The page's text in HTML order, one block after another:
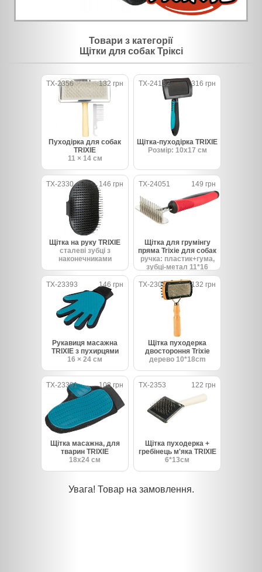
Товари з категорії
Щітки для собак Тріксі
TX-2356 132 грн
Пуходірка для собак
TRIXIE
11 × 14 см
TX-24132 316 грн
Щітка-пуходірка TRIXIE
Розмір: 10х17 см
TX-2330 146 грн
Щітка на руку TRIXIE
сталеві зубці з
наконечниками
TX-24051 149 грн
Щітка для грумінгу
пряма Trixie для собак
ручка: пластик+гума,
зубці-метал 11*16
TX-23393 146 грн
Рукавиця масажна
TRIXIE з пухирцями
16 × 24 cм
TX-2305 132 грн
Щітка пуходерка
двостороння Trixie
дерево 10*18cm
TX-23391 108 грн
Щітка масажна, для
тварин TRIXIE
18х24 см
TX-2353 122 грн
Щітка пуходерка +
гребінець м'яка TRIXIE
6*13см
Увага! Товар на замовлення.